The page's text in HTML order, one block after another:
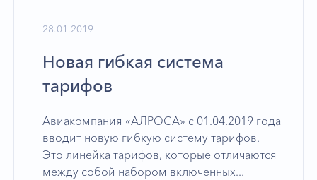
28.01.2019
Новая гибкая система
тарифов
Авиакомпания «АЛРОСА» с 01.04.2019 года
вводит новую гибкую систему тарифов.
Это линейка тарифов, которые отличаются
между собой набором включенных...